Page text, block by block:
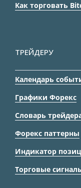
Как торговать
ТРЕЙДЕРУ
Календарь
Графики Форекс
Словарь
Форекс паттерны
Индикатор
Торговые